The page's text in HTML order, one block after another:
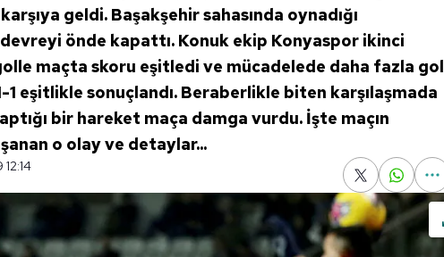
geldi. Başakşehir sahasında oynadığı
önde kapattı. Konuk ekip Konyaspor ikinci
maçta skoru eşitledi ve mücadelede daha fazla gol
1 eşitlikle sonuçlandı. Beraberlikle biten karşılaşmada
bir hareket maça damga vurdu. İşte maçın
o olay ve detaylar...
12:14